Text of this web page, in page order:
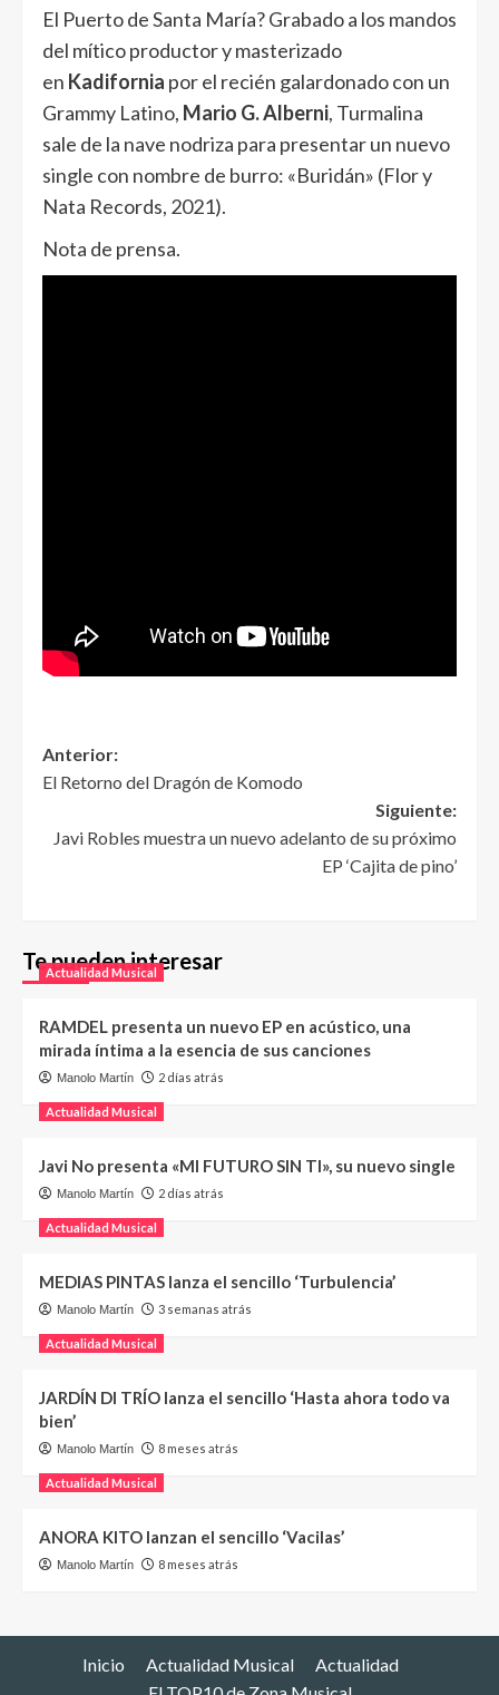
El Puerto de Santa María? Grabado a los mandos
del mítico productor y masterizado
en Kadifornia por el recién galardonado con un
Grammy Latino, Mario G. Alberni, Turmalina
sale de la nave nodriza para presentar un nuevo
single con nombre de burro: «Buridán» (Flor y
Nata Records, 2021).
Nota de prensa.
Anterior:
El Retorno del Dragón de Komodo
Siguiente:
Javi Robles muestra un nuevo adelanto de su próximo
EP ‘Cajita de pino’
Te pueden interesar
Actualidad Musical
RAMDEL presenta un nuevo EP en acústico, una
mirada íntima a la esencia de sus canciones
Manolo Martín 2 días atrás
Actualidad Musical
Javi No presenta «MI FUTURO SIN TI», su nuevo single
Manolo Martín 2 días atrás
Actualidad Musical
MEDIAS PINTAS lanza el sencillo ‘Turbulencia’
Manolo Martín 3 semanas atrás
Actualidad Musical
JARDÍN DI TRÍO lanza el sencillo ‘Hasta ahora todo va
bien’
Manolo Martín 8 meses atrás
Actualidad Musical
ANORA KITO lanzan el sencillo ‘Vacilas’
Manolo Martín 8 meses atrás
Inicio Actualidad Musical
Actualidad